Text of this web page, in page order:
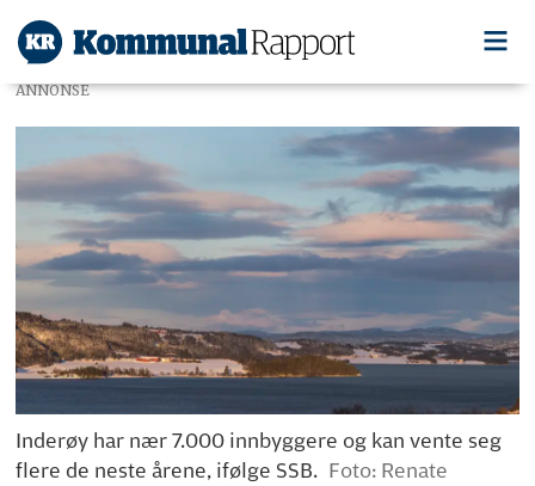
ANNONSE
Inderøy har nær 7.000 innbyggere og kan vente seg
flere de neste årene, ifølge SSB. Foto: Renate